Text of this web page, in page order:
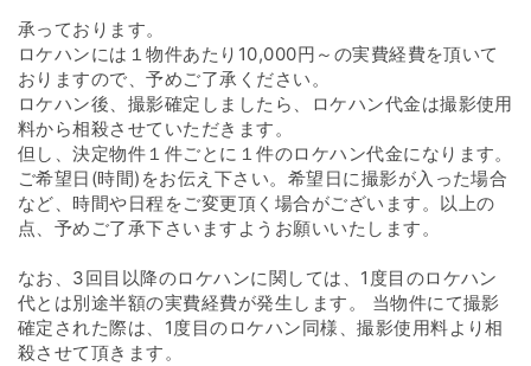
承っております。
ロケハンには１物件あたり10,000円～の実費経費を頂いて
おりますので、予めご了承ください。
ロケハン後、撮影確定しましたら、ロケハン代金は撮影使用
料から相殺させていただきます。
但し、決定物件１件ごとに１件のロケハン代金になります。
ご希望日(時間)をお伝え下さい。希望日に撮影が入った場合
など、時間や日程をご変更頂く場合がございます。以上の
点、予めご了承下さいますようお願いいたします。
なお、3回目以降のロケハンに関しては、1度目のロケハン
代とは別途半額の実費経費が発生します。 当物件にて撮影
確定された際は、1度目のロケハン同様、撮影使用料より相
殺させて頂きます。